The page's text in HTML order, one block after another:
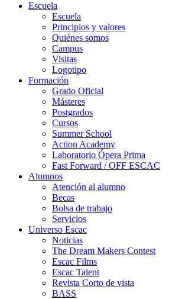
Escuela
Escuela
Principios y valores
Quiénes somos
Campus
Visitas
Logotipo
Formación
Grado Oficial
Másteres
Postgrados
Cursos
Summer School
Action Academy
Laboratorio Ópera Prima
Fast Forward / OFF ESCAC
Alumnos
Atención al alumno
Becas
Bolsa de trabajo
Servicios
Universo Escac
Noticias
The Dream Makers Contest
Escac Films
Escac Talent
Revista Corto de vista
BASS